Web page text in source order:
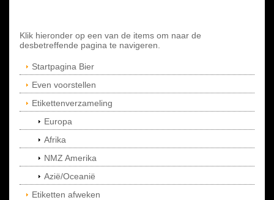
Klik hieronder op een van de items om naar de
desbetreffende pagina te navigeren.
Startpagina Bier
Even voorstellen
Etikettenverzameling
Europa
Afrika
NMZ Amerika
Azië/Oceanië
Etiketten afweken